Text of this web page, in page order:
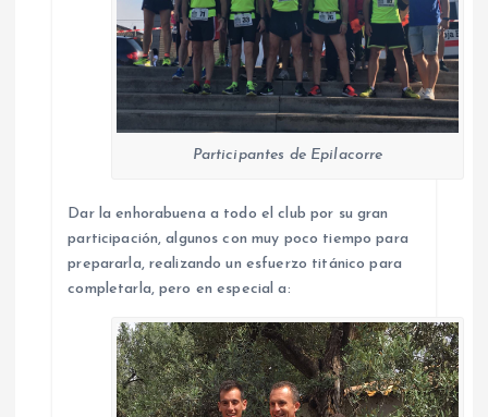
Participantes de Epilacorre
Dar la enhorabuena a todo el club por su gran
participación, algunos con muy poco tiempo para
prepararla, realizando un esfuerzo titánico para
completarla, pero en especial a: